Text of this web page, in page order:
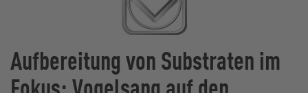
Aufbereitung von Substraten im